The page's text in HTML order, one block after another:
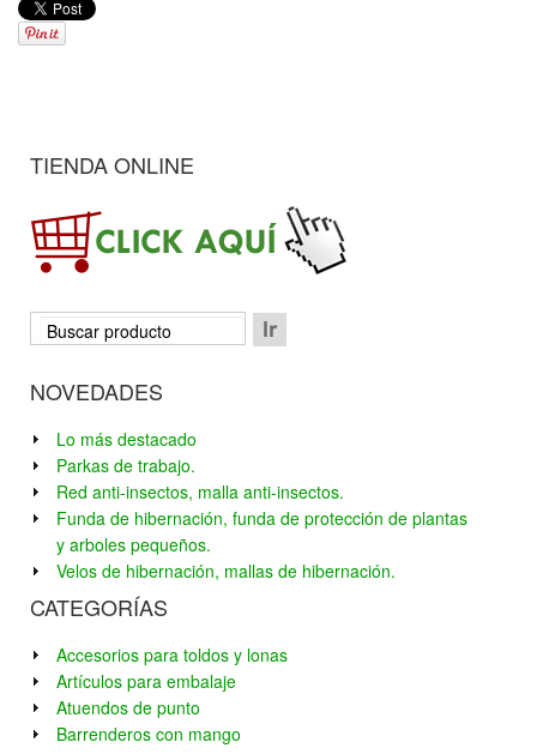
TIENDA ONLINE
NOVEDADES
Lo más destacado
Parkas de trabajo.
Red anti-insectos, malla anti-insectos.
Funda de hibernación, funda de protección de plantas
y arboles pequeños.
Velos de hibernación, mallas de hibernación.
CATEGORÍAS
Accesorios para toldos y lonas
Artículos para embalaje
Atuendos de punto
Barrenderos con mango